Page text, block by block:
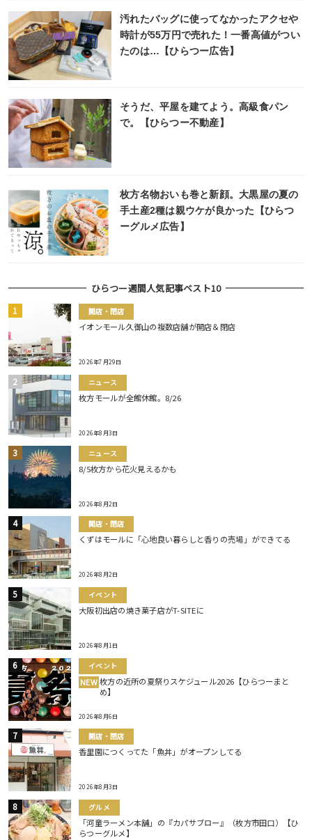
汚れたバッグに使ってなかったアクセや
時計が55万円で売れた！一番高値がつい
たのは…【ひらつー広告】
そうだ、平屋を建てよう。高級食パン
で。【ひらつー不動産】
枚方名物おいも巻と新顔。大黒屋の夏の
手土産2種は親ウケが良かった【ひらつ
ーグルメ広告】
ひらつー週間人気記事ベスト10
開店・閉店
イオンモール久御山の複数店舗が開店＆閉店
2026年7月29日
ニュース
枚方モールが全館休館。8/26
2026年8月3日
ニュース
8/5枚方から花火見えるかも
2026年8月2日
開店・閉店
くずはモールに「心地良い暮らしと香りの売場」ができてる
2026年8月2日
イベント
大阪初出店の焼き菓子店がT-SITEに
2026年8月1日
イベント
NEW 枚方の近所の夏祭りスケジュール2026【ひらつーまと
め】
2026年8月6日
開店・閉店
香里園につくってた「魚丼」がオープンしてる
2026年8月3日
グルメ
「河童ラーメン本舗」の『カパサブロー』（枚方市田口）【ひ
らつーグルメ】